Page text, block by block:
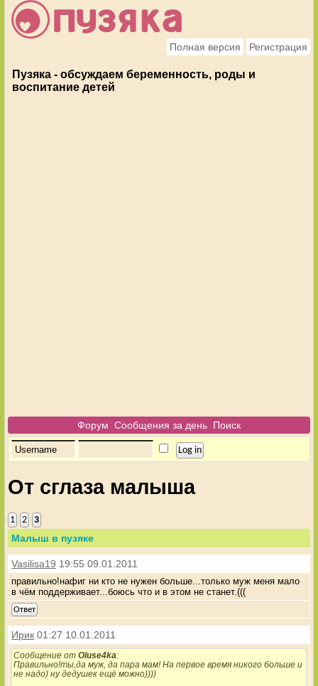
Полная версия Регистрация
Пузяка - обсуждаем беременность, роды и
воспитание детей
Форум Сообщения за день Поиск
От сглаза малыша
1 2 3
Малыш в пузяке
Vasilisa19 19:55 09.01.2011
правильно!нафиг ни кто не нужен больше...только муж меня мало
в чём поддерживает...боюсь что и в этом не станет.(((
Ответ
Ирик 01:27 10.01.2011
Сообщение отOluse4ka:
Правильно!ты,да муж, да пара мам! На первое время никого больше и
не надо) ну дедушек ещё можно))))